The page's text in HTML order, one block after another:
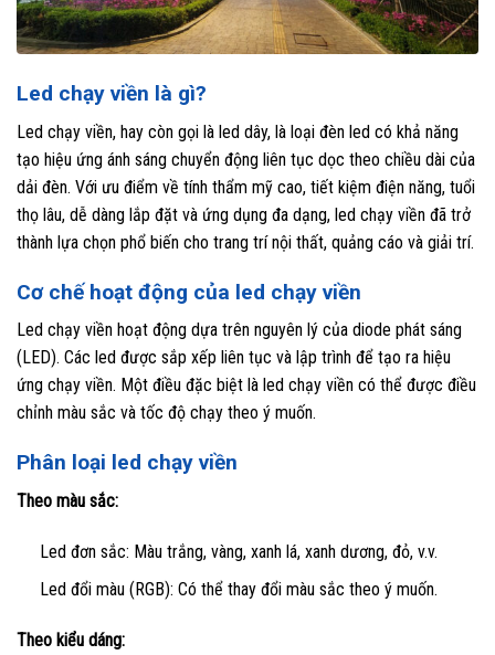
Led chạy viền là gì?
Led chạy viền, hay còn gọi là led dây, là loại đèn led có khả năng
tạo hiệu ứng ánh sáng chuyển động liên tục dọc theo chiều dài của
dải đèn. Với ưu điểm về tính thẩm mỹ cao, tiết kiệm điện năng, tuổi
thọ lâu, dễ dàng lắp đặt và ứng dụng đa dạng, led chạy viền đã trở
thành lựa chọn phổ biến cho trang trí nội thất, quảng cáo và giải trí.
Cơ chế hoạt động của led chạy viền
Led chạy viền hoạt động dựa trên nguyên lý của diode phát sáng
(LED). Các led được sắp xếp liên tục và lập trình để tạo ra hiệu
ứng chạy viền. Một điều đặc biệt là led chạy viền có thể được điều
chỉnh màu sắc và tốc độ chạy theo ý muốn.
Phân loại led chạy viền
Theo màu sắc:
Led đơn sắc: Màu trắng, vàng, xanh lá, xanh dương, đỏ, v.v.
Led đổi màu (RGB): Có thể thay đổi màu sắc theo ý muốn.
Theo kiểu dáng: